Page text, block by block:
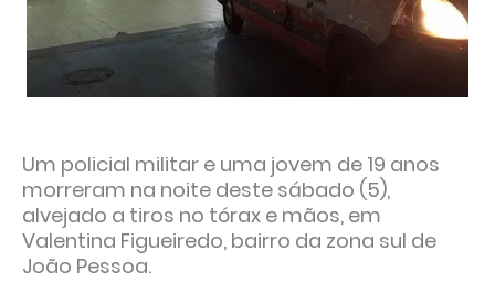
Um policial militar e uma jovem de 19 anos
morreram na noite deste sábado (5),
alvejado a tiros no tórax e mãos, em
Valentina Figueiredo, bairro da zona sul de
João Pessoa.